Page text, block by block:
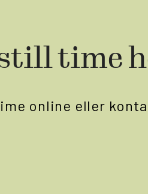
time
online eller